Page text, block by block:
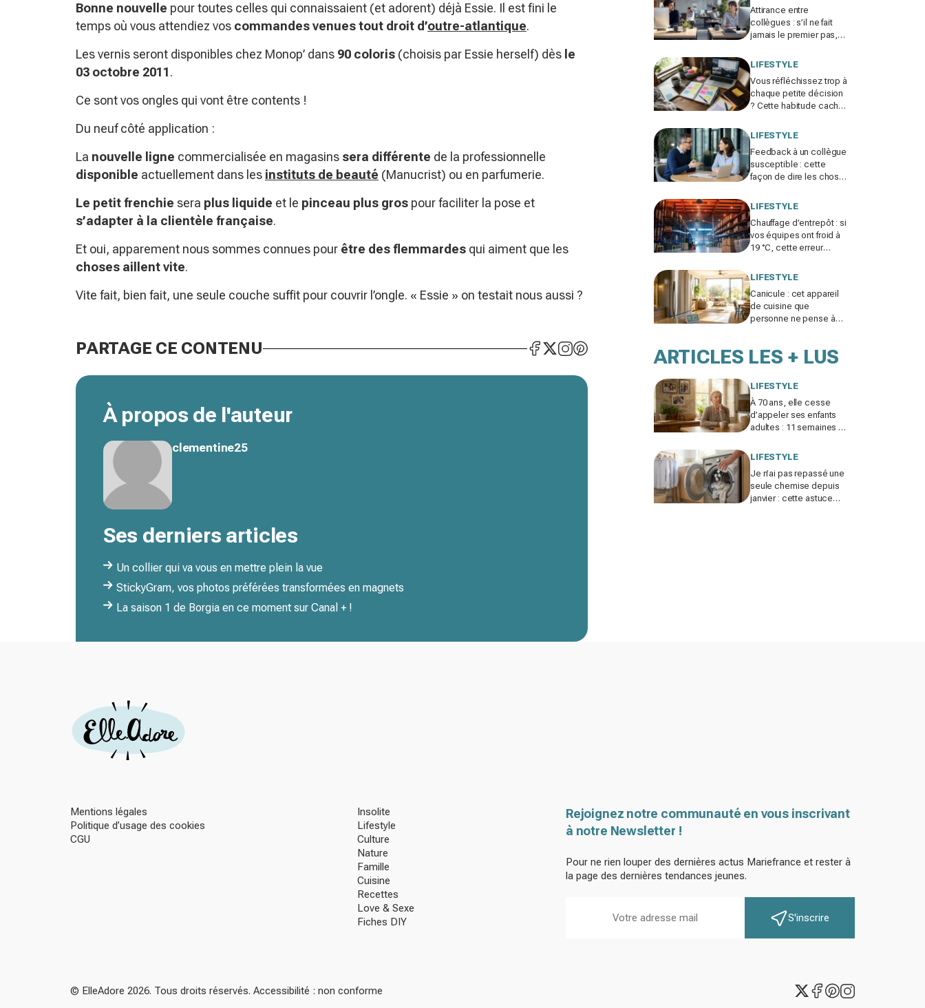
Bonne nouvelle pour toutes celles qui connaissaient (et adorent) déjà Essie. Il est fini le
temps où vous attendiez vos commandes venues tout droit d’outre-atlantique.
Les vernis seront disponibles chez Monop’ dans 90 coloris (choisis par Essie herself) dès le
03 octobre 2011.
Ce sont vos ongles qui vont être contents !
Du neuf côté application :
La nouvelle ligne commercialisée en magasins sera différente de la professionnelle
disponible actuellement dans les instituts de beauté (Manucrist) ou en parfumerie.
Le petit frenchie sera plus liquide et le pinceau plus gros pour faciliter la pose et
s’adapter à la clientèle française.
Et oui, apparement nous sommes connues pour être des flemmardes qui aiment que les
choses aillent vite.
Vite fait, bien fait, une seule couche suffit pour couvrir l’ongle. « Essie » on testait nous aussi ?
PARTAGE CE CONTENU
À propos de l'auteur
clementine25
Ses derniers articles
Un collier qui va vous en mettre plein la vue
StickyGram, vos photos préférées transformées en magnets
La saison 1 de Borgia en ce moment sur Canal + !
Attirance entre
collègues : s’il ne fait
jamais le premier pas,
mais pour une raison
LIFESTYLE
Vous réfléchissez trop à
chaque petite décision
? Cette habitude cachée
votre vie
LIFESTYLE
Feedback à un collègue
susceptible : cette
façon de dire les choses
change tout
LIFESTYLE
Chauffage d’entrepôt : si
vos équipes ont froid à
19 °C, cette erreur
la facture de 25 %
LIFESTYLE
Canicule : cet appareil
de cuisine que
personne ne pense à
à 3 °C
ARTICLES LES + LUS
LIFESTYLE
À 70 ans, elle cesse
d’appeler ses enfants
adultes : 11 semaines de
brutale sur les familles
LIFESTYLE
Je n’ai pas repassé une
seule chemise depuis
janvier : cette astuce
Mentions légales
Politique d’usage des cookies
CGU
Insolite
Lifestyle
Culture
Nature
Famille
Cuisine
Recettes
Love & Sexe
Fiches DIY
Rejoignez notre communauté en vous inscrivant
à notre Newsletter !
Pour ne rien louper des dernières actus Mariefrance et rester à
la page des dernières tendances jeunes.
S'inscrire
© ElleAdore 2026. Tous droits réservés. Accessibilité : non conforme